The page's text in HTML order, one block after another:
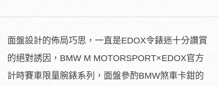
面盤設計的佈局巧思，一直是EDOX令錶迷十分讚賞
的絕對誘因，BMW M MOTORSPORT×EDOX官方
計時賽車限量腕錶系列，面盤參酌BMW煞車卡鉗的